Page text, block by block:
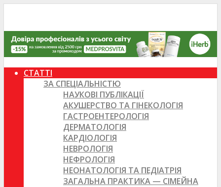
СТАТТІ
ЗА СПЕЦІАЛЬНІСТЮ
НАУКОВІ ПУБЛІКАЦІЇ
АКУШЕРСТВО ТА ГІНЕКОЛОГІЯ
ГАСТРОЕНТЕРОЛОГІЯ
ДЕРМАТОЛОГІЯ
КАРДІОЛОГІЯ
НЕВРОЛОГІЯ
НЕФРОЛОГІЯ
НЕОНАТОЛОГІЯ ТА ПЕДІАТРІЯ
ЗАГАЛЬНА ПРАКТИКА — СІМЕЙНА